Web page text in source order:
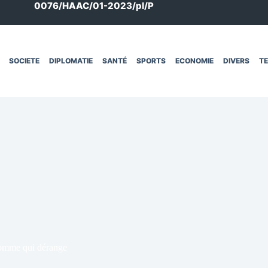
0076/HAAC/01-2023/pl/P
SOCIETE DIPLOMATIE SANTÉ SPORTS ECONOMIE DIVERS